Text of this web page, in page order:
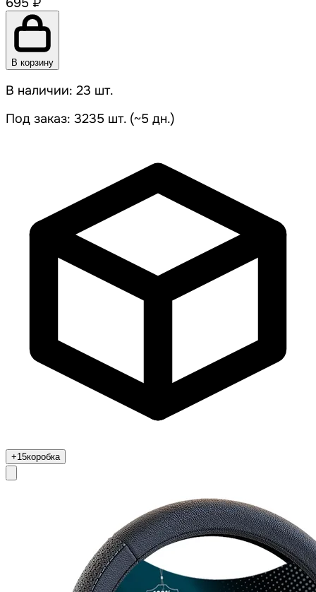
В корзину
В наличии: 23 шт.
Под заказ: 3235 шт. (~5 дн.)
+15коробка